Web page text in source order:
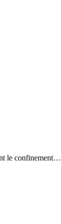
le confinement…